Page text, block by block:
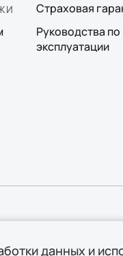
Страховая
Руководства по
эксплуатации
дистрибьютор Ли
данных и